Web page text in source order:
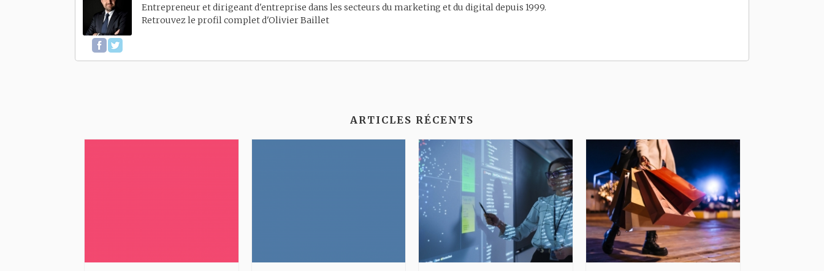
Entrepreneur et dirigeant d'entreprise dans les secteurs du marketing et du digital depuis 1999.
Retrouvez le profil complet d'Olivier Baillet
ARTICLES RÉCENTS